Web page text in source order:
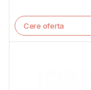
Cere oferta